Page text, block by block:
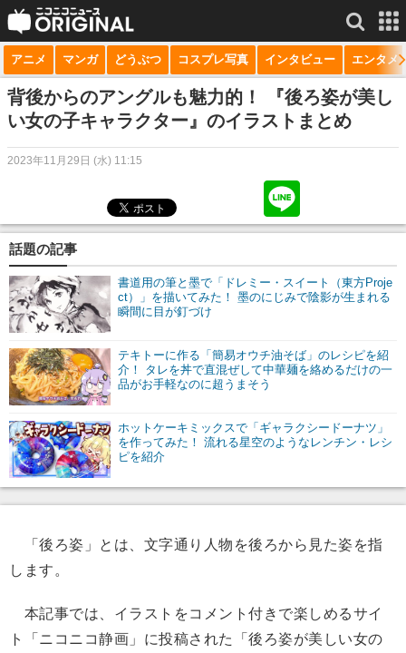
サービス一覧 もっと見る
niconico
動画
生放送
チャンネル
マンガ
ニコニコQ
アニメ マンガ どうぶつ コスプレ写真 インタビュー エンタメ
背後からのアングルも魅力的！ 『後ろ姿が美し
い女の子キャラクター』のイラストまとめ
2023年11月29日 (水) 11:15
話題の記事
書道用の筆と墨で「ドレミー・スイート（東方Proje
ct）」を描いてみた！ 墨のにじみで陰影が生まれる
瞬間に目が釘づけ
テキトーに作る「簡易オウチ油そば」のレシピを紹
介！ タレを丼で直混ぜして中華麺を絡めるだけの一
品がお手軽なのに超うまそう
ホットケーキミックスで「ギャラクシードーナツ」
を作ってみた！ 流れる星空のようなレンチン・レシ
ピを紹介
「後ろ姿」とは、文字通り人物を後ろから見た姿を指
します。
本記事では、イラストをコメント付きで楽しめるサイ
ト「ニコニコ静画」に投稿された「後ろ姿が美しい女の